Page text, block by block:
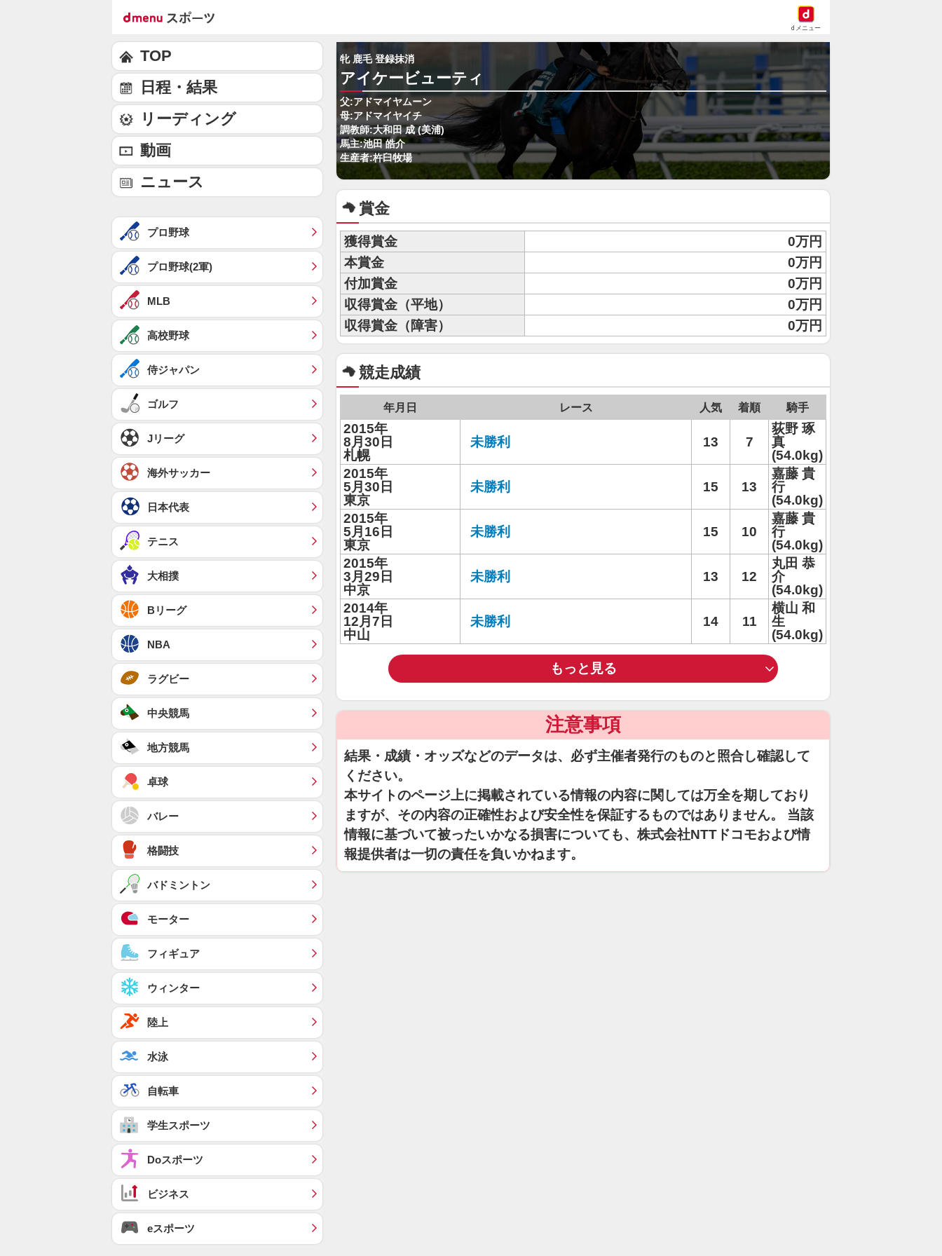
dメニュー
牝 鹿毛 登録抹消
アイケービューティ
父:アドマイヤムーン
母:アドマイヤイチ
調教師:大和田 成 (美浦)
馬主:池田 皓介
生産者:杵臼牧場
賞金
獲得賞金
0万円
本賞金
0万円
付加賞金
0万円
収得賞金（平地）
0万円
収得賞金（障害）
0万円
競走成績
年月日 レース 人気 着順 騎手
2015年
8月30日
札幌
未勝利 13 7
荻野 琢
真
(54.0kg)
2015年
5月30日
東京
未勝利 15 13
嘉藤 貴
行
(54.0kg)
2015年
5月16日
東京
未勝利 15 10
嘉藤 貴
行
(54.0kg)
2015年
3月29日
中京
未勝利 13 12
丸田 恭
介
(54.0kg)
2014年
12月7日
中山
未勝利 14 11
横山 和
生
(54.0kg)
もっと見る
注意事項
結果・成績・オッズなどのデータは、必ず主催者発行のものと照合し確認して
ください。
本サイトのページ上に掲載されている情報の内容に関しては万全を期しており
ますが、その内容の正確性および安全性を保証するものではありません。 当該
情報に基づいて被ったいかなる損害についても、株式会社NTTドコモおよび情
報提供者は一切の責任を負いかねます。
TOP
日程・結果
リーディング
動画
ニュース
プロ野球
プロ野球(2軍)
MLB
高校野球
侍ジャパン
ゴルフ
Jリーグ
海外サッカー
日本代表
テニス
大相撲
Bリーグ
NBA
ラグビー
中央競馬
地方競馬
卓球
バレー
格闘技
バドミントン
モーター
フィギュア
ウィンター
陸上
水泳
自転車
学生スポーツ
Doスポーツ
ビジネス
eスポーツ